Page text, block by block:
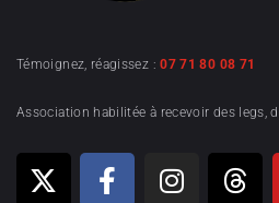
Témoignez, réagissez :07 71 80 08 71
Association habilitée à recevoir des legs,